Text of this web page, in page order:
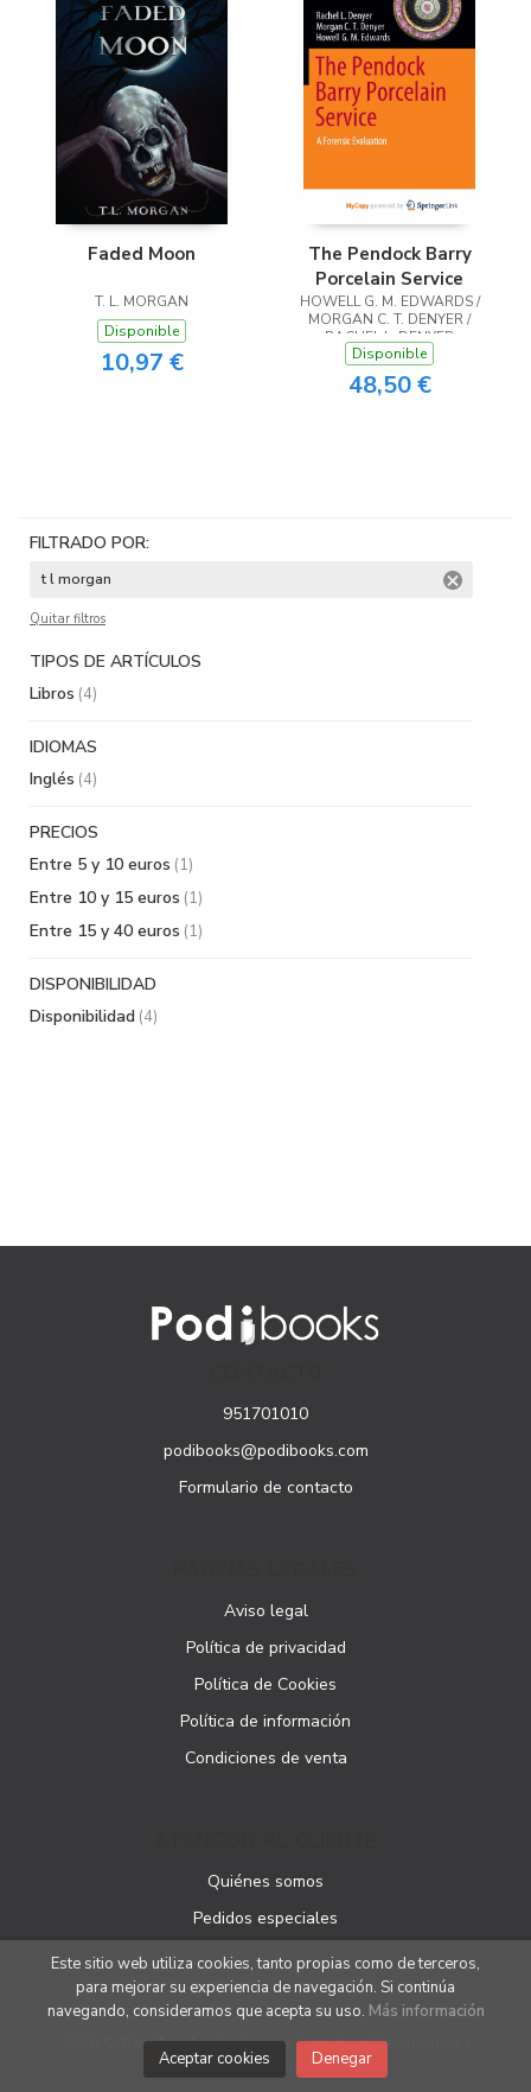
Faded Moon
T. L. MORGAN
Disponible
10,97 €
The Pendock Barry
Porcelain Service
HOWELL G. M. EDWARDS /
MORGAN C. T. DENYER /
RACHEL L. DENYER
Disponible
48,50 €
FILTRADO POR:
t l morgan
Quitar filtros
TIPOS DE ARTÍCULOS
Libros (4)
IDIOMAS
Inglés (4)
PRECIOS
Entre 5 y 10 euros (1)
Entre 10 y 15 euros (1)
Entre 15 y 40 euros (1)
DISPONIBILIDAD
Disponibilidad (4)
951701010
podibooks@podibooks.com
Formulario de contacto
Aviso legal
Política de privacidad
Política de Cookies
Política de información
Condiciones de venta
Quiénes somos
Pedidos especiales
Podibooks. Todos los Derechos Reservados |
Podiprint
Este sitio web utiliza cookies, tanto propias como de terceros,
para mejorar su experiencia de navegación. Si continúa
navegando, consideramos que acepta su uso. Más información
Aceptar cookies Denegar